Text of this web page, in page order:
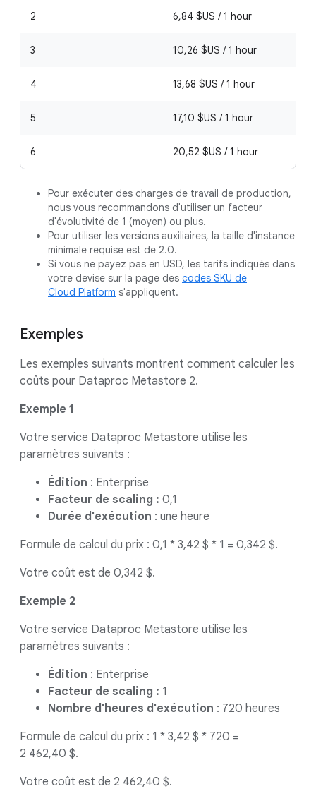
2 6,84 $US / 1 hour
3 10,26 $US / 1 hour
4 13,68 $US / 1 hour
5 17,10 $US / 1 hour
6 20,52 $US / 1 hour
Pour exécuter des charges de travail de production,
nous vous recommandons d'utiliser un facteur
d'évolutivité de 1 (moyen) ou plus.
Pour utiliser les versions auxiliaires, la taille d'instance
minimale requise est de 2.0.
Si vous ne payez pas en USD, les tarifs indiqués dans
votre devise sur la page des codes SKU de
Cloud Platform s'appliquent.
Exemples
Les exemples suivants montrent comment calculer les
coûts pour Dataproc Metastore 2.
Exemple 1
Votre service Dataproc Metastore utilise les
paramètres suivants :
Édition : Enterprise
Facteur de scaling : 0,1
Durée d'exécution : une heure
Formule de calcul du prix : 0,1 * 3,42 $ * 1 = 0,342 $.
Votre coût est de 0,342 $.
Exemple 2
Votre service Dataproc Metastore utilise les
paramètres suivants :
Édition : Enterprise
Facteur de scaling : 1
Nombre d'heures d'exécution : 720 heures
Formule de calcul du prix : 1 * 3,42 $ * 720 =
2 462,40 $.
Votre coût est de 2 462,40 $.